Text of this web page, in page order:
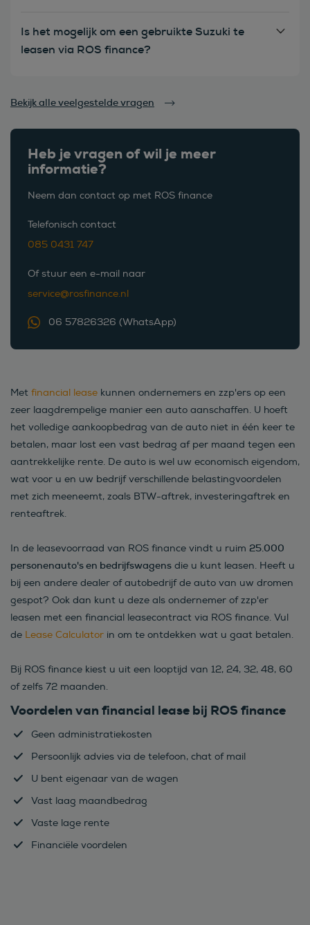
Heb je vragen of wil je meer
informatie?
Neem dan contact op met ROS finance
Telefonisch contact
085 0431 747
Of stuur een e-mail naar
service@rosfinance.nl
06 57826326 (WhatsApp)
Is het mogelijk om een gebruikte Suzuki te
leasen via ROS finance?
Bekijk alle veelgestelde vragen
Met financial lease kunnen ondernemers en zzp'ers op een
zeer laagdrempelige manier een auto aanschaffen. U hoeft
het volledige aankoopbedrag van de auto niet in één keer te
betalen, maar lost een vast bedrag af per maand tegen een
aantrekkelijke rente. De auto is wel uw economisch eigendom,
wat voor u en uw bedrijf verschillende belastingvoordelen
met zich meeneemt, zoals BTW-aftrek, investeringaftrek en
renteaftrek.
In de leasevoorraad van ROS finance vindt u ruim 25.000
personenauto's en bedrijfswagens die u kunt leasen. Heeft u
bij een andere dealer of autobedrijf de auto van uw dromen
gespot? Ook dan kunt u deze als ondernemer of zzp'er
leasen met een financial leasecontract via ROS finance. Vul
de Lease Calculator in om te ontdekken wat u gaat betalen.
Bij ROS finance kiest u uit een looptijd van 12, 24, 32, 48, 60
of zelfs 72 maanden.
Voordelen van financial lease bij ROS finance
Geen administratiekosten
Persoonlijk advies via de telefoon, chat of mail
U bent eigenaar van de wagen
Vast laag maandbedrag
Vaste lage rente
Financiële voordelen